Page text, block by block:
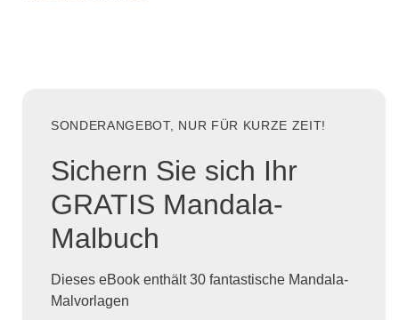
SONDERANGEBOT, NUR FÜR KURZE ZEIT!
Sichern Sie sich Ihr
GRATIS Mandala-
Malbuch
Dieses eBook enthält 30 fantastische Mandala-
Malvorlagen